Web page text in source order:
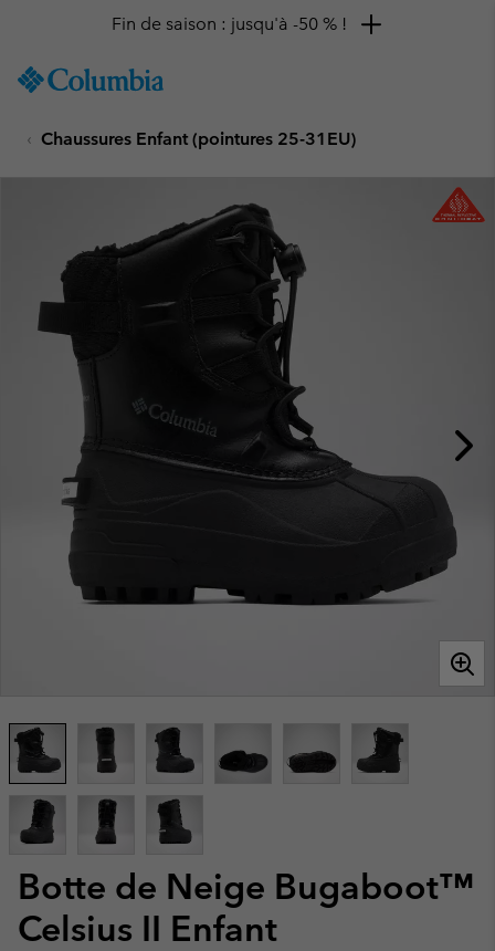
TO
SKIP
MAIN
TO
SEARCH
Fin de saison : jusqu'à -50 % !
Chaussures Enfant (pointures 25-31EU)
Botte de Neige Bugaboot™
Celsius II Enfant